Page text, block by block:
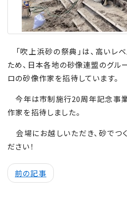
「吹上浜砂の祭典」は、高いレ
ため、日本各地の砂像連盟のグル
ロの砂像作家を招待しています。
今年は市制施行20周年記念事
作家を招待しました。
会場にお越しいただき、砂でつ
ださい！
前の記事